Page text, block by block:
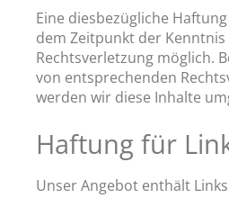
Eine diesbezügliche
dem Zeitpunkt der
Rechtsverletzung möglich.
von entsprechenden
werden wir diese Inhalte
Haftung für
Unser Angebot enthält